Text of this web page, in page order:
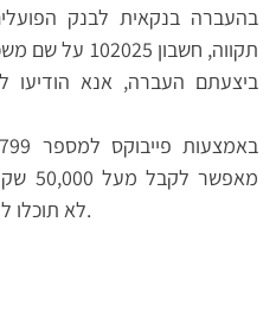
תקווה, חשבון
ביצעתם העברה, אנא הודיעו
לא תוכלו להעביר אלינו כסף בביט.